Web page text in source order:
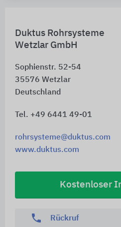
Duktus Rohrsysteme
Wetzlar GmbH
Sophienstr. 52-54
35576 Wetzlar
Deutschland
Tel. +49 6441 49-01
rohrsysteme@duktus.com
www.duktus.com
Kostenloser
phone Rückruf